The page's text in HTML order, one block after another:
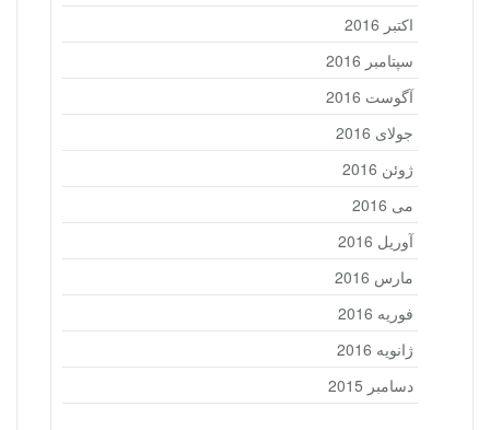
اکتبر 2016
سپتامبر 2016
آگوست 2016
جولای 2016
ژوئن 2016
می 2016
آوریل 2016
مارس 2016
فوریه 2016
ژانویه 2016
دسامبر 2015